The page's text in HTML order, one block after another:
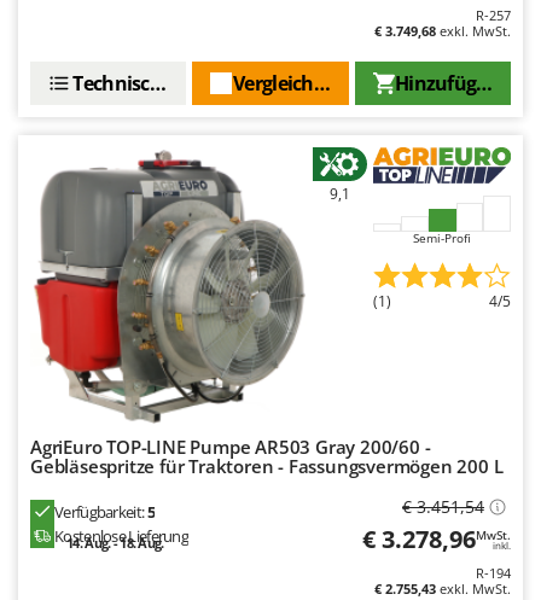
McCulloch
Mockmill
More than chef
MOSA
MOVA
Mowox
MTD
N
New O.M.R.A.
Nilfisk
R-257
€ 3.749,68 exkl. MwSt.
Hinzufügen
Vergleichen Sie
Technische Daten
9,1
Semi-Profi
(1) 4/5
AgriEuro TOP-LINE Pumpe AR503 Gray 200/60 -
Gebläsespritze für Traktoren - Fassungsvermögen 200 L
Verfügbarkeit:5
Kostenlose Lieferung
14. Aug. - 18. Aug.
€ 3.451,54
€ 3.278,96MwSt.
inkl.
R-194
€ 2.755,43 exkl. MwSt.